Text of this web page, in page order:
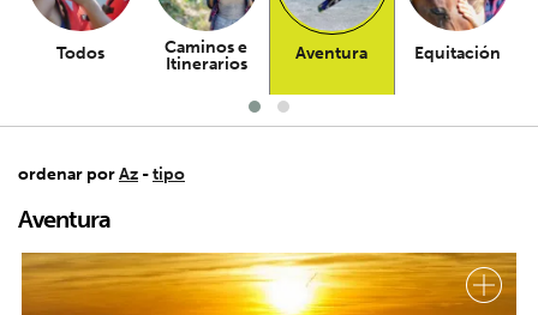
Todos
Caminos e
Itinerarios
Aventura Equitación
ordenar porAz -tipo
Aventura